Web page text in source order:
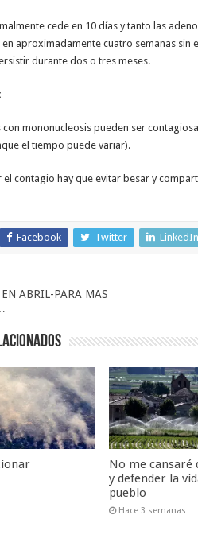
cede en 10 días y tanto las
aproximadamente cuatro semanas
durante dos o tres meses.
con mononucleosis pueden ser
el tiempo puede variar).
el contagio hay que evitar besar y
Facebook Twitter LinkedIn
ABRIL-PARA MAS
No me cansaré
y defender la
pueblo
Hace 3 semanas